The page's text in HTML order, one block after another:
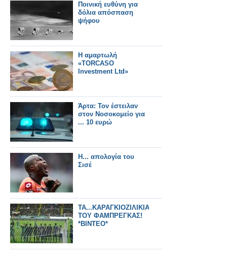
Ποινική ευθύνη για
δόλια απόσπαση
ψήφου
Η αμαρτωλή
«TORCASO
Investment Ltd»
Άρτα: Τον έστειλαν
στον Νοσοκομείο για
... 10 ευρώ
Η... απολογία του
Σισέ
ΤΑ...ΚΑΡΑΓΚΙΟΖΙΛΙΚΙΑ
ΤΟΥ ΦΑΜΠΡΕΓΚΑΣ!
*ΒΙΝΤΕΟ*